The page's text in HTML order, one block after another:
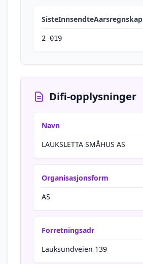
SisteInnsendteAarsregnskap
2 019
Difi-opplysninger
Navn
LAUKSLETTA SMÅHUS AS
Organisasjonsform
AS
Forretningsadr
Lauksundveien 139